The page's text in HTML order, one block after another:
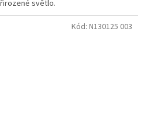
světlo.
Kód: N130125 003